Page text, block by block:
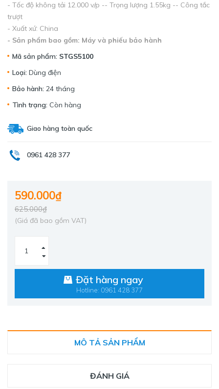
- Tốc độ không tải 12.000 v/p -- Trọng lượng 1.55kg -- Công tắc
trượt
- Xuất xứ: China
- Sản phẩm bao gồm: Máy và phiếu bảo hành
Mã sản phẩm: STGS5100
Loại: Dùng điện
Bảo hành: 24 tháng
Tình trạng: Còn hàng
Giao hàng toàn quốc
0961 428 377
590.000₫
625.000₫
(Giá đã bao gồm VAT)
Đặt hàng ngay
Hotline: 0961 428 377
MÔ TẢ SẢN PHẨM
ĐÁNH GIÁ